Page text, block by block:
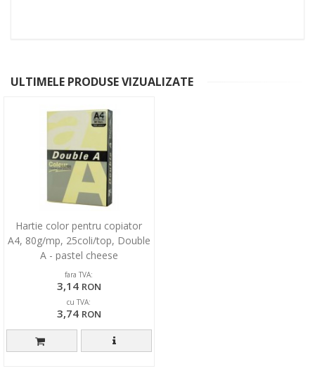
ULTIMELE PRODUSE VIZUALIZATE
Hartie color pentru copiator
A4, 80g/mp, 25coli/top, Double
A - pastel cheese
fara TVA:
3,14 RON
cu TVA:
3,74 RON